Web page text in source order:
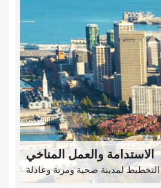
الاستدامة والعمل المناخي
التخطيط لمدينة صحية ومرنة وعادلة